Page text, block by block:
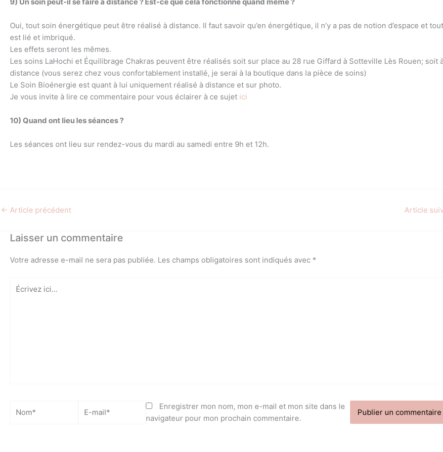
Oui, tout soin énergétique peut être réalisé à distance. Il faut savoir qu’en énergétique, il n’y a pas de notion d’espace et tout
est lié et imbriqué.
Les effets seront les mêmes.
Les soins LaHochi et Équilibrage Chakras peuvent être réalisés soit sur place au 28 rue Giffard à Sotteville Lès Rouen; soit
distance (vous serez chez vous confortablement installé, je serai à la boutique dans la pièce de soins)
Le Soin Bioénergie est quant à lui uniquement réalisé à distance et sur photo.
Je vous invite à lire ce commentaire pour vous éclairer à ce sujet ici
10) Quand ont lieu les séances ?
Les séances ont lieu sur rendez-vous du mardi au samedi entre 9h et 12h.
← Article précédent Article
Laisser un commentaire
Votre adresse e-mail ne sera pas publiée. Les champs obligatoires sont indiqués avec *
Écrivez
ici…
mail*
Enregistrer mon nom, mon e-mail et mon site dans le
navigateur pour mon prochain commentaire.